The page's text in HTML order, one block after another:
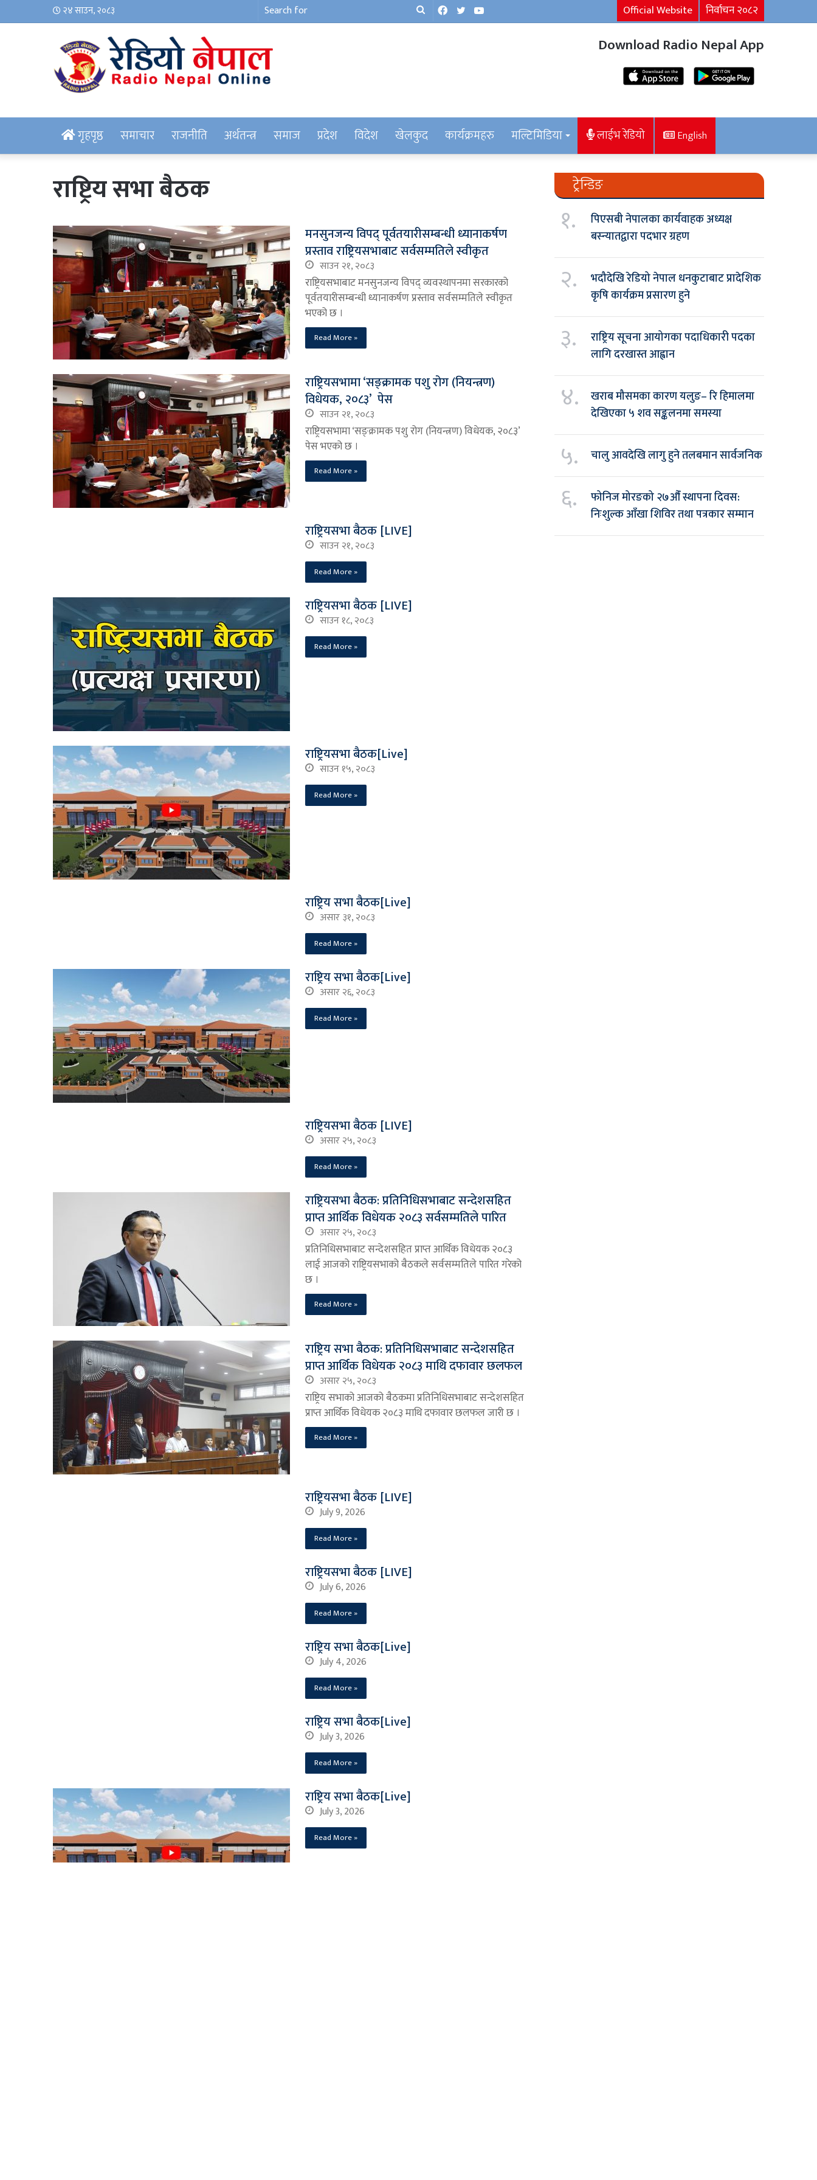
२४ साउन, २०८३
SearchFacebook
TwitterYouTube Official Website निर्वाचन २०८२
Download Radio Nepal App
गृहपृष्ठ समाचार राजनीति अर्थतन्त्र समाज प्रदेश विदेश खेलकुद कार्यक्रमहरु मल्टिमिडिया लाईभ रेडियो English
राष्ट्रिय सभा बैठक
मनसुनजन्य विपद् पूर्वतयारीसम्बन्धी ध्यानाकर्षण
प्रस्ताव राष्ट्रियसभाबाट सर्वसम्मतिले स्वीकृत
साउन २१, २०८३
राष्ट्रियसभाबाट मनसुनजन्य विपद् व्यवस्थापनमा सरकारको
पूर्वतयारीसम्बन्धी ध्यानाकर्षण प्रस्ताव सर्वसम्मतिले स्वीकृत
भएको छ ।
Read More »
राष्ट्रियसभामा ‘सङ्क्रामक पशु रोग (नियन्त्रण)
विधेयक, २०८३’ पेस
साउन २१, २०८३
राष्ट्रियसभामा ‘सङ्क्रामक पशु रोग (नियन्त्रण) विधेयक, २०८३’
पेस भएको छ ।
Read More »
राष्ट्रियसभा बैठक [LIVE]
साउन २१, २०८३
Read More »
राष्ट्रियसभा बैठक [LIVE]
साउन १८, २०८३
Read More »
राष्ट्रियसभा बैठक[Live]
साउन १५, २०८३
Read More »
राष्ट्रिय सभा बैठक[Live]
असार ३१, २०८३
Read More »
राष्ट्रिय सभा बैठक[Live]
असार २६, २०८३
Read More »
राष्ट्रियसभा बैठक [LIVE]
असार २५, २०८३
Read More »
राष्ट्रियसभा बैठक: प्रतिनिधिसभाबाट सन्देशसहित
प्राप्त आर्थिक विधेयक २०८३ सर्वसम्मतिले पारित
असार २५, २०८३
प्रतिनिधिसभाबाट सन्देशसहित प्राप्त आर्थिक विधेयक २०८३
लाई आजको राष्ट्रियसभाको बैठकले सर्वसम्मतिले पारित गरेको
छ ।
Read More »
राष्ट्रिय सभा बैठक: प्रतिनिधिसभाबाट सन्देशसहित
प्राप्त आर्थिक विधेयक २०८३ माथि दफावार छलफल
असार २५, २०८३
राष्ट्रिय सभाको आजको बैठकमा प्रतिनिधिसभाबाट सन्देशसहित
प्राप्त आर्थिक विधेयक २०८३ माथि दफावार छलफल जारी छ ।
Read More »
राष्ट्रियसभा बैठक [LIVE]
July 9, 2026
Read More »
राष्ट्रियसभा बैठक [LIVE]
July 6, 2026
Read More »
राष्ट्रिय सभा बैठक[Live]
July 4, 2026
Read More »
राष्ट्रिय सभा बैठक[Live]
July 3, 2026
Read More »
राष्ट्रिय सभा बैठक[Live]
July 3, 2026
Read More »
ट्रेन्डिङ
१.
पिएसबी नेपालका कार्यवाहक अध्यक्ष
बस्न्यातद्वारा पदभार ग्रहण
२.
भदौदेखि रेडियो नेपाल धनकुटाबाट प्रादेशिक
कृषि कार्यक्रम प्रसारण हुने
३.
राष्ट्रिय सूचना आयोगका पदाधिकारी पदका
लागि दरखास्त आह्वान
४.
खराब मौसमका कारण यलुङ– रि हिमालमा
देखिएका ५ शव सङ्कलनमा समस्या
५. चालु आवदेखि लागु हुने तलबमान सार्वजनिक
६.
फोनिज मोरङको २७औँ स्थापना दिवस:
निःशुल्क आँखा शिविर तथा पत्रकार सम्मान